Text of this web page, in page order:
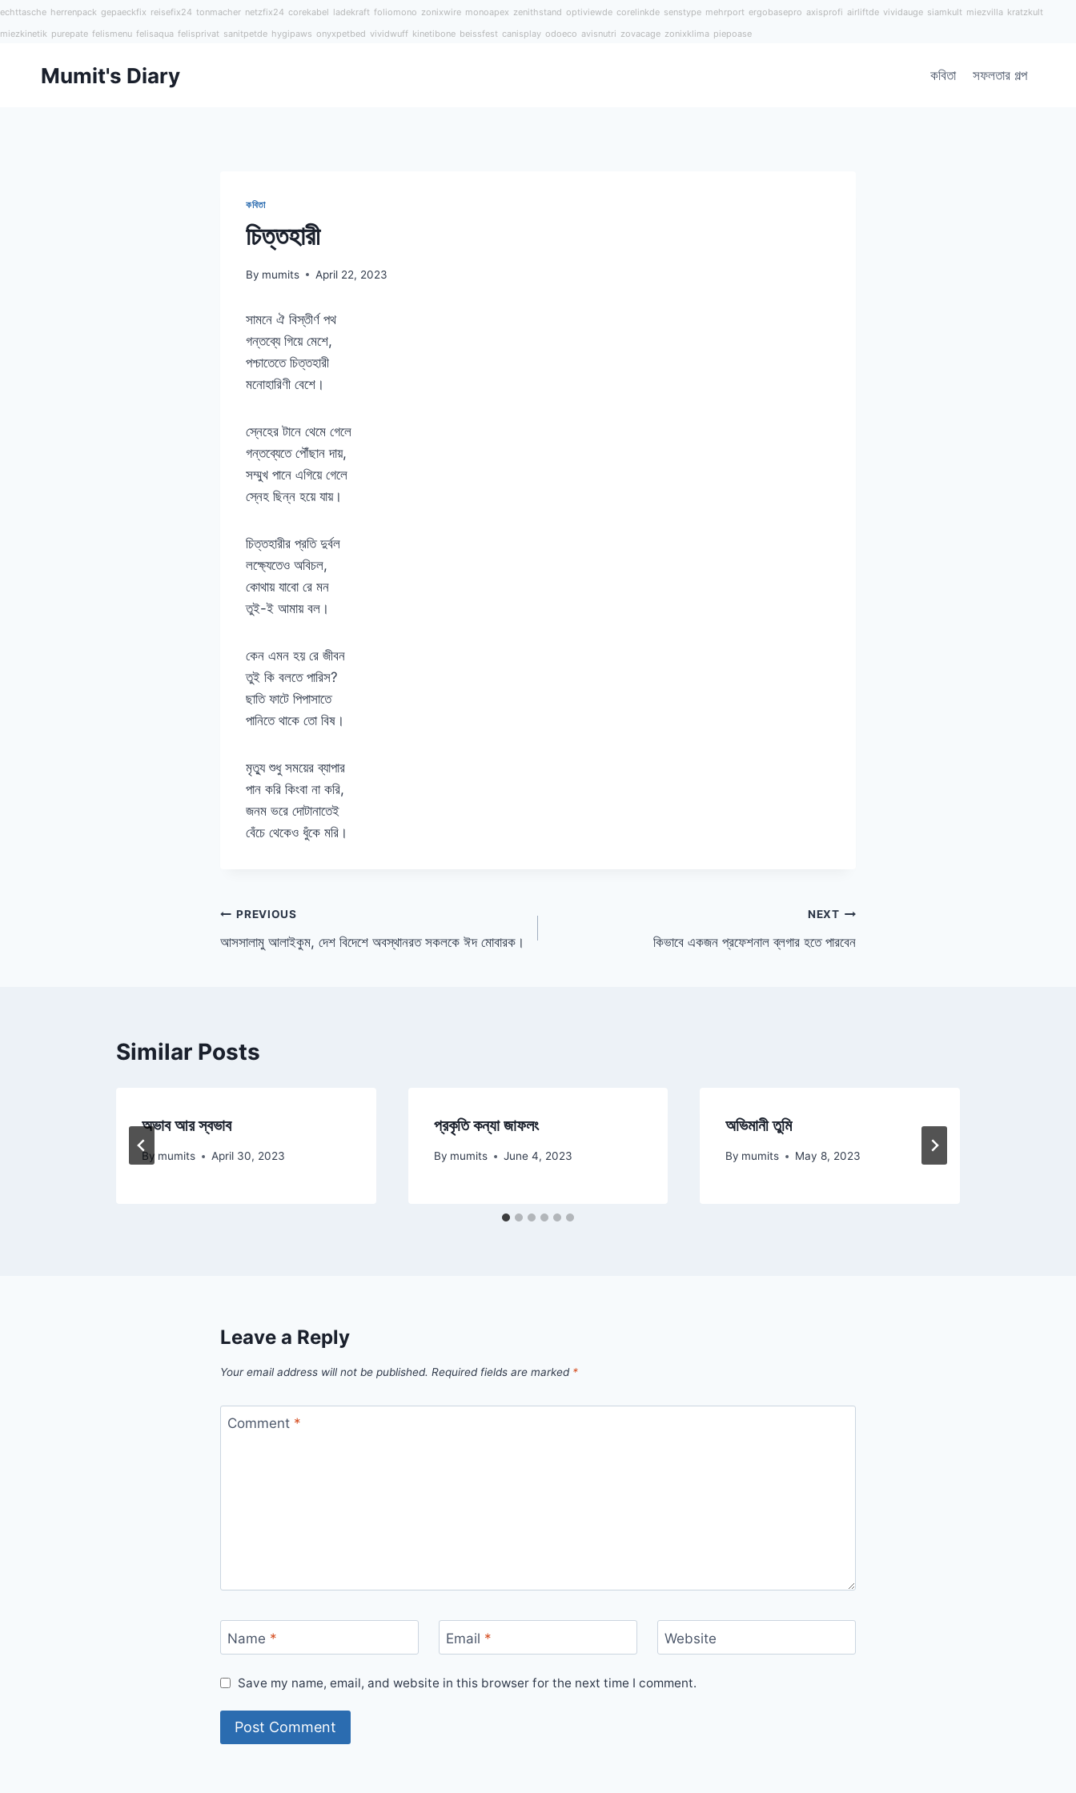
echttasche herrenpack gepaeckfix reisefix24 tonmacher netzfix24 corekabel ladekraft foliomono zonixwire monoapex zenithstand optiviewde corelinkde senstype mehrport ergobasepro axisprofi airliftde vividauge siamkult miezvilla kratzkult
miezkinetik purepate felismenu felisaqua felisprivat sanitpetde hygipaws onyxpetbed vividwuff kinetibone beissfest canisplay odoeco avisnutri zovacage zonixklima piepoase
Mumit's Diary কবিতা সফলতার গল্প
কবিতা
চিত্তহারী
By mumits April 22, 2023
সামনে ঐ বিস্তীর্ণ পথ
গন্তব্যে গিয়ে মেশে,
পশ্চাতেতে চিত্তহারী
মনোহারিণী বেশে।
স্নেহের টানে থেমে গেলে
গন্তব্যেতে পৌঁছান দায়,
সম্মুখ পানে এগিয়ে গেলে
স্নেহ ছিন্ন হয়ে যায়।
চিত্তহারীর প্রতি দুর্বল
লক্ষ্যেতেও অবিচল,
কোথায় যাবো রে মন
তুই-ই আমায় বল।
কেন এমন হয় রে জীবন
তুই কি বলতে পারিস?
ছাতি ফাটে পিপাসাতে
পানিতে থাকে তো বিষ।
মৃত্যু শুধু সময়ের ব্যাপার
পান করি কিংবা না করি,
জনম ভরে দোটানাতেই
বেঁচে থেকেও ধুঁকে মরি।
Post
navigation
PREVIOUS
আসসালামু আলাইকুম, দেশ বিদেশে অবস্থানরত সকলকে ঈদ মোবারক।
NEXT
কিভাবে একজন প্রফেশনাল ব্লগার হতে পারবেন
Similar Posts
অভাব আর স্বভাব
By mumits April 30, 2023
প্রকৃতি কন্যা জাফলং
By mumits June 4, 2023
অভিমানী তুমি
By mumits May 8, 2023
Leave a Reply
Your email address will not be published. Required fields are marked *
Comment *
Name * Email * Website
Save my name, email, and website in this browser for the next time I comment.